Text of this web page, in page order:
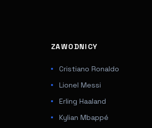
ZAWODNICY
Cristiano Ronaldo
Lionel Messi
Erling Haaland
Kylian Mbappé